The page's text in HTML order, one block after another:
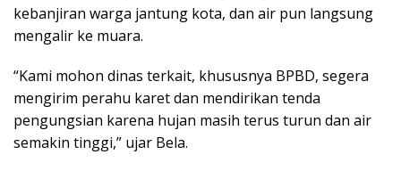
kebanjiran warga jantung kota, dan air pun langsung
mengalir ke muara.
“Kami mohon dinas terkait, khususnya BPBD, segera
mengirim perahu karet dan mendirikan tenda
pengungsian karena hujan masih terus turun dan air
semakin tinggi,” ujar Bela.